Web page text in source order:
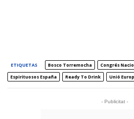
ETIQUETAS Bosco Torremocha
Congrés
Espirituosos España
Ready To Drink Unió
- Publicitat -